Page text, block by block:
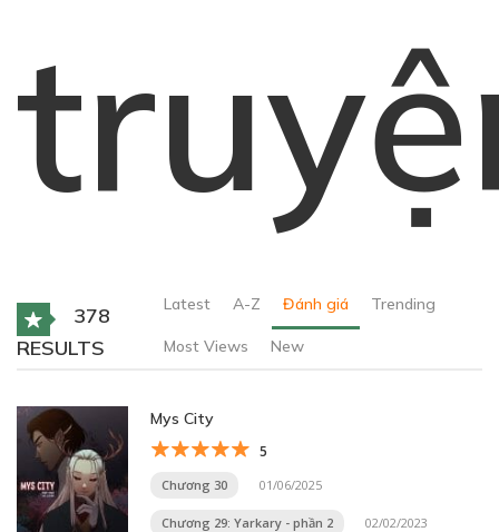
378
RESULTS
Latest A-Z Đánh giá Trending
Most Views New
Mys City
5
Chương 30 01/06/2025
Chương 29: Yarkary - phần 2 02/02/2023